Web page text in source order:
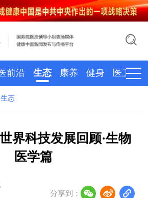
前沿 生态 康养 健身 医卫
生态
界科技发展回顾·生物
医学篇
分享到：